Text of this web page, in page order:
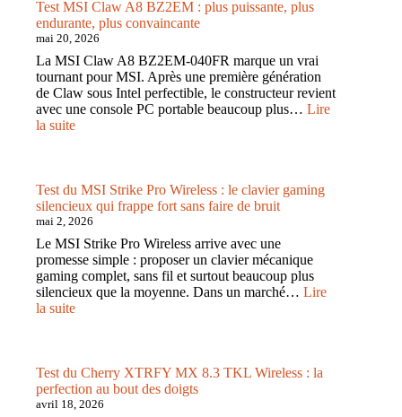
LCD
2
clavier
premium
pensé
pour
l’écriture
Test MSI Claw A8 BZ2EM : plus puissante, plus
endurante, plus convaincante
mai 20, 2026
La MSI Claw A8 BZ2EM-040FR marque un vrai
tournant pour MSI. Après une première génération
de Claw sous Intel perfectible, le constructeur revient
avec une console PC portable beaucoup plus… Lire
la suite:
A8
BZ2EM
:
plus
puissante,
plus
endurante,
plus
convaincante
Test du MSI Strike Pro Wireless : le clavier gaming
silencieux qui frappe fort sans faire de bruit
mai 2, 2026
Le MSI Strike Pro Wireless arrive avec une
promesse simple : proposer un clavier mécanique
gaming complet, sans fil et surtout beaucoup plus
silencieux que la moyenne. Dans un marché… Lire
la suite:
Strike
Pro
Wireless
Test du Cherry XTRFY MX 8.3 TKL Wireless : la
perfection au bout des doigts
avril 18, 2026